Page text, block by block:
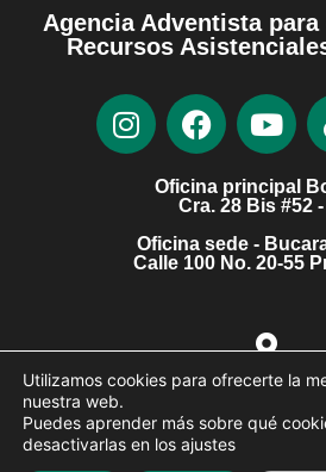
Agencia Adventista
Recursos
Oficina principal
Cra. 28 Bis #52
Oficina sede -
Calle 100 No. 20-55
Ver
Utilizamos cookies para ofrecerte la
nuestra web.
Puedes aprender más sobre qué
desactivarlas en los ajustes